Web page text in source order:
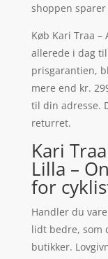
shoppen
Køb Kari Traa –
allerede i dag
prisgarantien,
mere end kr.
til din adresse.
returret.
Kari
Lilla –
for
Handler du
lidt bedre, som
butikker.